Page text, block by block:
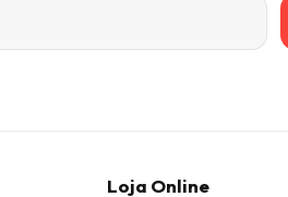
Loja Online